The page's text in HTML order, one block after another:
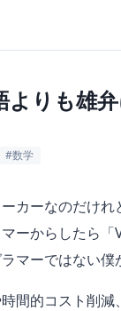
りも雄弁
#数学
カーなのだけれ
ーからしたら
マーではない僕
間的コスト削